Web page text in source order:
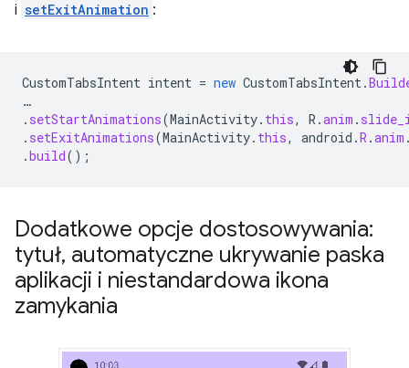
i setExitAnimation :
CustomTabsIntent intent = new CustomTabsIntent.
…
. setStartAnimations(MainActivity. this, R .anim .
. setExitAnimations(MainActivity. this, android .R .anim
.build();
Dodatkowe opcje dostosowywania:
tytuł, automatyczne ukrywanie paska
aplikacji i niestandardowa ikona
zamykania